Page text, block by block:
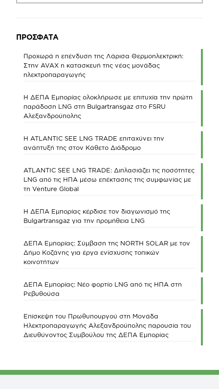
ΠΡΟΣΦΑΤΑ
Προχωρά η επένδυση της Λάρισα Θερμοηλεκτρική:
Στην AVAX η κατασκευή της νέας μονάδας
ηλεκτροπαραγωγής
Η ΔΕΠΑ Εμπορίας ολοκλήρωσε με επιτυχία την πρώτη
παράδοση LNG στη Bulgartransgaz στο FSRU
Αλεξανδρούπολης
Η ATLANTIC SEE LNG TRADE επιταχύνει την
ανάπτυξή της στον Κάθετο Διάδρομο
ATLANTIC SEE LNG TRADE: Διπλασιάζει τις ποσότητες
LNG από τις ΗΠΑ μέσω επέκτασης της συμφωνίας με
τη Venture Global
Η ΔΕΠΑ Εμπορίας κέρδισε τον διαγωνισμό της
Bulgartransgaz για την προμήθεια LNG
ΔΕΠΑ Εμπορίας: Σύμβαση της NORTH SOLAR με τον
Δήμο Κοζάνης για έργα ενίσχυσης τοπικών
κοινοτήτων
ΔΕΠΑ Εμπορίας: Νέο φορτίο LNG από τις ΗΠΑ στη
Ρεβυθούσα
Επίσκεψη του Πρωθυπουργού στη Μονάδα
Ηλεκτροπαραγωγής Αλεξανδρούπολης παρουσία του
Διευθύνοντος Συμβούλου της ΔΕΠΑ Εμπορίας